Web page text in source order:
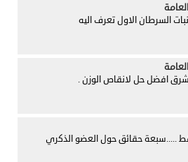
السرطان الاول تعرف اليه
افضل حل لانقاص الوزن .
.....سبعة حقائق حول العضو الذكري